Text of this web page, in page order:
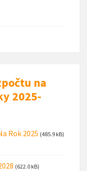
na
2025-
Rok 2025 (485.9 kB)
(622.0 kB)